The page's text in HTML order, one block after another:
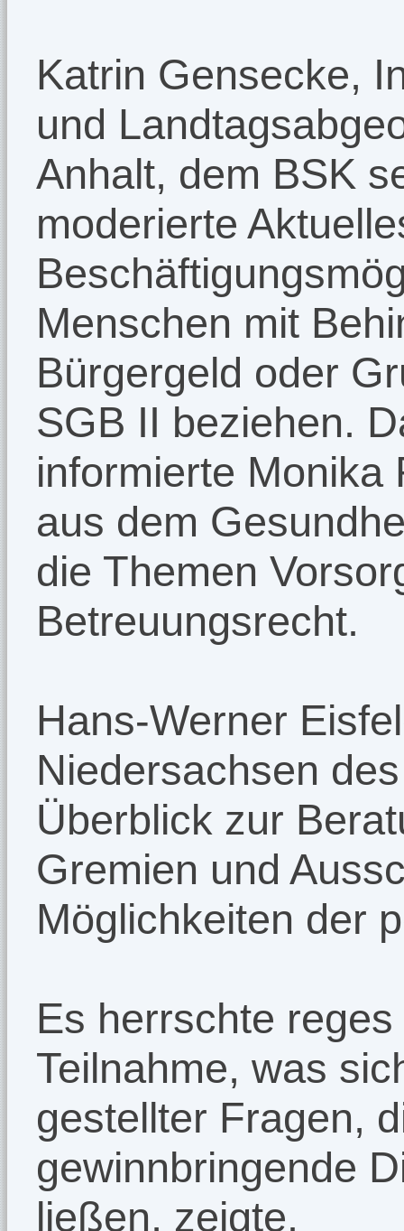
Katrin Gensecke,
und
Anhalt, dem BSK
moderierte
Menschen mit
Bürgergeld oder
SGB II beziehen.
informierte Monika
aus dem
die Themen
Betreuungsrecht.
Hans-Werner
Niedersachsen
Überblick zur
Gremien und
Möglichkeiten der
Es herrschte
Teilnahme, was
gestellter Fragen,
gewinnbringende
ließen, zeigte.